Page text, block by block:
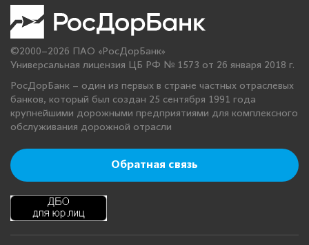
©2000–2026 ПАО «РосДорБанк»
Универсальная лицензия ЦБ РФ № 1573 от 26 января 2018 г.
РосДорБанк – один из первых в стране частных отраслевых
банков, который был создан 25 сентября 1991 года
крупнейшими дорожными предприятиями для комплексного
обслуживания дорожной отрасли
Обратная связь